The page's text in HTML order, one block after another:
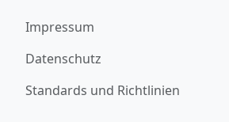
Impressum
Datenschutz
Standards und Richtlinien